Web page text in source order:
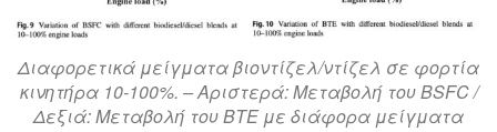
Διαφορετικά μείγματα βιοντίζελ/ντίζελ σε φορτία
κινητήρα 10-100%. – Αριστερά: Μεταβολή του BSFC /
Δεξιά: Μεταβολή του BTE με διάφορα μείγματα